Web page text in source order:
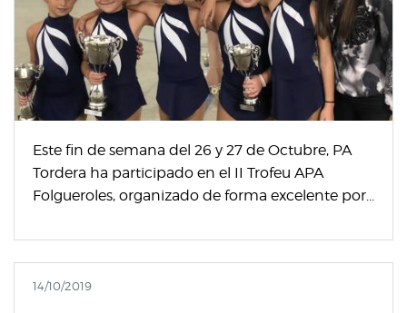
Este fin de semana del 26 y 27 de Octubre, PA
Tordera ha participado en el II Trofeu APA
Folgueroles, organizado de forma excelente por...
14/10/2019